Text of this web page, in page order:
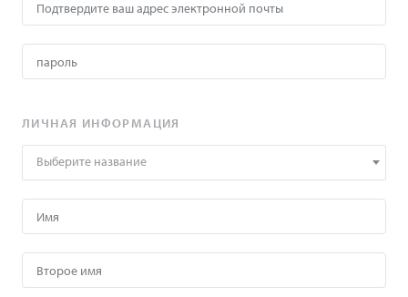
ЛИЧНАЯ ИНФОРМАЦИЯ
Выберите название